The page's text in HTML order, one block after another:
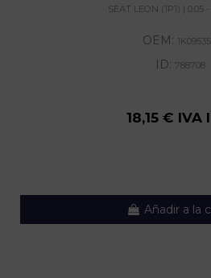
SEAT LEON (1P1) | 0.05 -
OEM:
ID: 788708
18,15 € IVA
Añadir a la